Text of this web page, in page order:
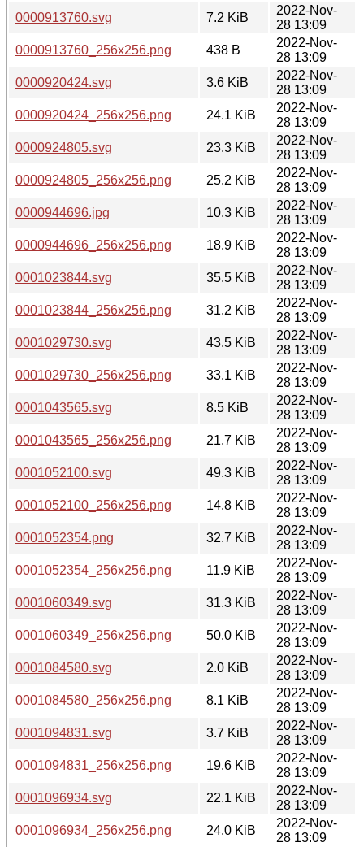
0000913760.svg
7.2 KiB
2022-Nov-
28 13:09
0000913760_256x256.png
438 B
2022-Nov-
28 13:09
0000920424.svg
3.6 KiB
2022-Nov-
28 13:09
0000920424_256x256.png
24.1 KiB
2022-Nov-
28 13:09
0000924805.svg
23.3 KiB
2022-Nov-
28 13:09
0000924805_256x256.png
25.2 KiB
2022-Nov-
28 13:09
0000944696.jpg
10.3 KiB
2022-Nov-
28 13:09
0000944696_256x256.png
18.9 KiB
2022-Nov-
28 13:09
0001023844.svg
35.5 KiB
2022-Nov-
28 13:09
0001023844_256x256.png
31.2 KiB
2022-Nov-
28 13:09
0001029730.svg
43.5 KiB
2022-Nov-
28 13:09
0001029730_256x256.png
33.1 KiB
2022-Nov-
28 13:09
0001043565.svg
8.5 KiB
2022-Nov-
28 13:09
0001043565_256x256.png
21.7 KiB
2022-Nov-
28 13:09
0001052100.svg
49.3 KiB
2022-Nov-
28 13:09
0001052100_256x256.png
14.8 KiB
2022-Nov-
28 13:09
0001052354.png
32.7 KiB
2022-Nov-
28 13:09
0001052354_256x256.png
11.9 KiB
2022-Nov-
28 13:09
0001060349.svg
31.3 KiB
2022-Nov-
28 13:09
0001060349_256x256.png
50.0 KiB
2022-Nov-
28 13:09
0001084580.svg
2.0 KiB
2022-Nov-
28 13:09
0001084580_256x256.png
8.1 KiB
2022-Nov-
28 13:09
0001094831.svg
3.7 KiB
2022-Nov-
28 13:09
0001094831_256x256.png
19.6 KiB
2022-Nov-
28 13:09
0001096934.svg
22.1 KiB
2022-Nov-
28 13:09
0001096934_256x256.png
24.0 KiB
2022-Nov-
28 13:09